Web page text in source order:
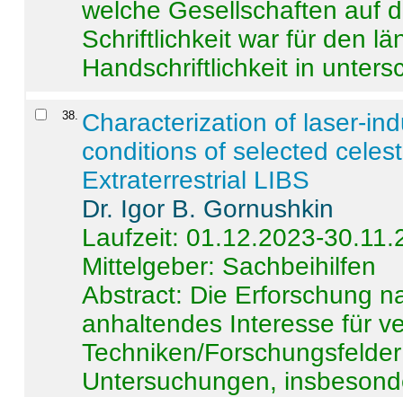
welche Gesellschaften auf
Schriftlichkeit war für den
Handschriftlichkeit in
38. Characterization of laser-
conditions of selected
Extraterrestrial LIBS
Dr. Igor B. Gornushkin
Laufzeit: 01.12.2023-
Mittelgeber: Sachbeihilfen
Abstract: Die Erforschung
anhaltendes Interesse für
Techniken/
Untersuchungen,